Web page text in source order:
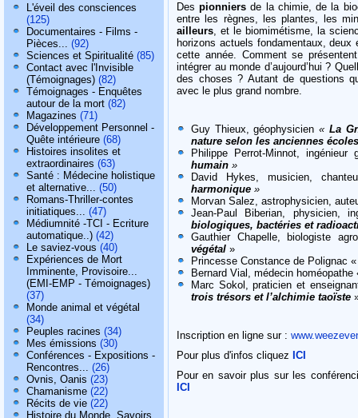
L'éveil des consciences
(125)
Documentaires - Films -
Pièces... (92)
Sciences et Spiritualité (85)
Contact avec l'Invisible
(Témoignages) (82)
Témoignages - Enquêtes
autour de la mort (82)
Magazines (71)
Développement Personnel -
Quête intérieure (68)
Histoires insolites et
extraordinaires (63)
Santé : Médecine holistique
et alternative... (50)
Romans-Thriller-contes
initiatiques... (47)
Médiumnité -TCI - Ecriture
automatique..) (42)
Le saviez-vous (40)
Expériences de Mort
Imminente, Provisoire...
(EMI-EMP - Témoignages)
(37)
Monde animal et végétal
(34)
Peuples racines (34)
Mes émissions (30)
Conférences - Expositions -
Rencontres... (26)
Ovnis, Oanis (23)
Chamanisme (22)
Récits de vie (22)
Histoire du Monde, Savoirs
Despionniers de la chimie, de la
entre les règnes, les plantes, les
ailleurs, et le biomimétisme, la
horizons actuels fondamentaux,
cette année. Comment se
intégrer au monde d’aujourd’hui ?
des choses ? Autant de questions
avec le plus grand nombre.
Guy Thieux, géophysicien« La
nature selon les anciennes
Philippe Perrot-Minnot, ingénieur
humain »
David Hykes, musicien,
harmonique »
Morvan Salez, astrophysicien,
Jean-Paul Biberian, physicien,
biologiques, bactéries et
Gauthier Chapelle, biologiste
végétal »
Princesse Constance de Polignac «
Bernard Vial, médecin
Marc Sokol, praticien et
trois trésors et l’alchimie taoïste
Inscription en ligne sur :
Pour plus d'infos cliquez ICI
Pour en savoir plus sur les
ICI